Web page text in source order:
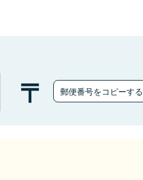
郵便番号をコピーする